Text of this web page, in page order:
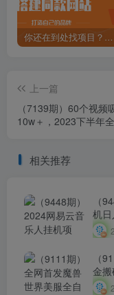
你还在到处找项目？还在当韭菜？我靠卖项目一个月收入5万+，曾经我也是个失败者。
上一篇
（7139期）60个视频
10w＋，2023下半年
相关推荐
（
机
（
金
学